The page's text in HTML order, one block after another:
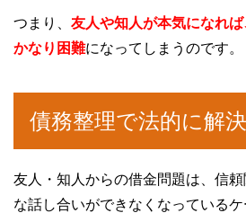
つまり、 友人や知人が本気になれ
かなり困難になってしまうのです。
債務整理で法的に解
友人・知人からの借金問題は、信
な話し合いができなくなっているケ